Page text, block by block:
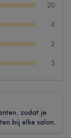
20
4
2
3
zodat je
bij elke salon.